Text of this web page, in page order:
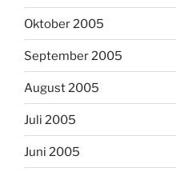
Oktober 2005
September 2005
August 2005
Juli 2005
Juni 2005